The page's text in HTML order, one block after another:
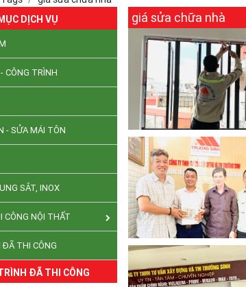
DỊCH VỤ
CÔNG TRÌNH
- SỬA MÁI TÔN
SẮT, INOX
CÔNG NỘI THẤT
ĐÃ THI CÔNG
ĐÃ THI CÔNG
giá sửa chữa nhà